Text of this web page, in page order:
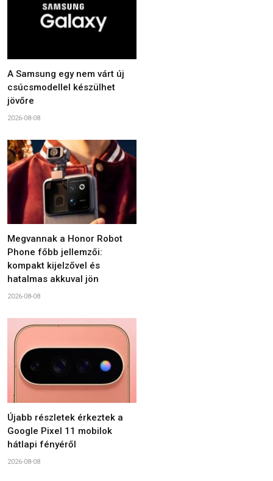
A Samsung egy nem várt új
csúcsmodellel készülhet
jövőre
2026-08-08
Megvannak a Honor Robot
Phone főbb jellemzői:
kompakt kijelzővel és
hatalmas akkuval jön
2026-08-08
Újabb részletek érkeztek a
Google Pixel 11 mobilok
hátlapi fényéről
2026-08-08